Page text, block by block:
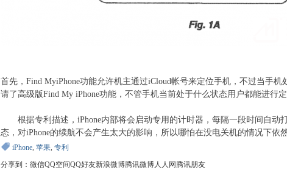
首先，Find MyiPhone功能允许机主通过iCloud帐号来定位手机，不过当手
请了高级版Find My iPhone功能，不管手机当前处于什么状态用户都能进行定
根据专利描述，iPhone内部将会启动专用的计时器，每隔一段时间自动
态，对iPhone的续航不会产生太大的影响，所以哪怕在没电关机的情况下依
iPhone, 苹果, 专利
分享到： 微信QQ空间QQ好友新浪微博腾讯微博人人网 腾讯朋友